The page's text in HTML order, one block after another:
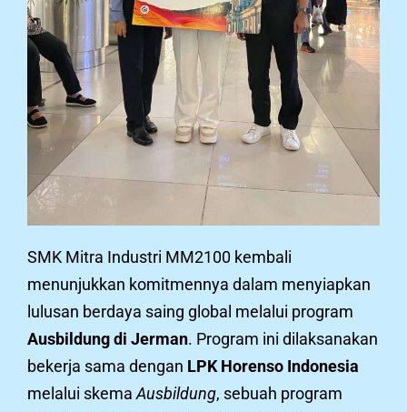
SMK Mitra Industri MM2100 kembali
menunjukkan komitmennya dalam menyiapkan
lulusan berdaya saing global melalui program
Ausbildung di Jerman. Program ini dilaksanakan
bekerja sama dengan LPK Horenso Indonesia
melalui skemaAusbildung, sebuah program